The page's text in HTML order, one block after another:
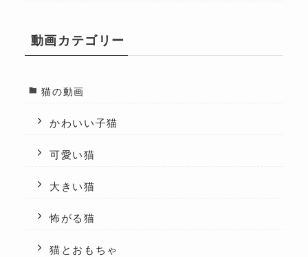
動画カテゴリー
猫の動画
かわいい子猫
可愛い猫
大きい猫
怖がる猫
猫とおもちゃ